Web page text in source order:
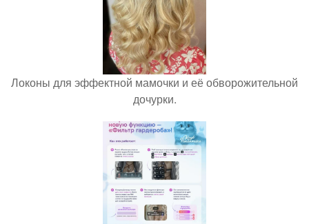
Локоны для эффектной мамочки и её обворожительной
дочурки.